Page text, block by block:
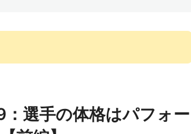
選手の体格はパフォー